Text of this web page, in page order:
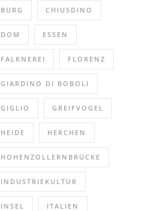
BURG CHIUSDINO
DOM ESSEN
FALKNEREI FLORENZ
GIARDINO DI BOBOLI
GIGLIO GREIFVOGEL
HEIDE HERCHEN
HOHENZOLLERNBRÜCKE
INDUSTRIEKULTUR
INSEL ITALIEN